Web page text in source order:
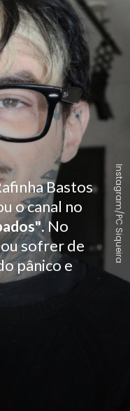
Bastos
o canal no
. No
sofrer de
pânico e
Instagram/PC Siqueira